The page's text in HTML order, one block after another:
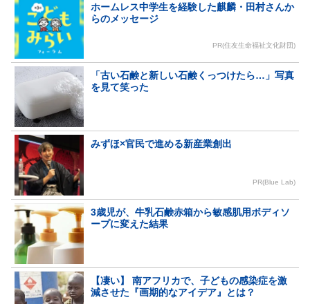
ホームレス中学生を経験した麒麟・田村さんか
らのメッセージ
PR(住友生命福祉文化財団)
「古い石鹸と新しい石鹸くっつけたら…」写真
を見て笑った
みずほ×官民で進める新産業創出
PR(Blue Lab)
3歳児が、牛乳石鹸赤箱から敏感肌用ボディソ
ープに変えた結果
【凄い】 南アフリカで、子どもの感染症を激
減させた『画期的なアイデア』とは？